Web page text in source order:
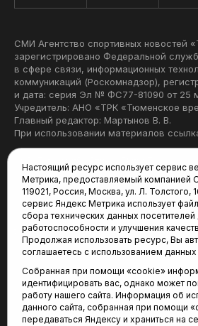
СМИ Агентство спортивных новостей
зарегистрировано Федеральной
в сфере связи, информационных
коммуникаций (Роскомнадзор),
и дата: серия Эл № ФС77-81090 от 25
Учредитель: АНО «ТРК «Тюменское
Главный редактор: Мартынов В. В.
При использовании материалов
Редакция:
625035, Тюмень, пр.
(3452) 68-22-28
tum-arena@mail.ru
Отдел продаж:
(3452) 68-89-78
kotovaev@sibinformburo.ru
Настоящий ресурс использует сервис
Метрика, предоставляемый
119021, Россия, Москва, ул. Л.
сервис Яндекс Метрика использует
сбора технических данных
работоспособности и улучшения
Продолжая использовать ресурс, Вы
соглашаетесь с использованием данных
Собранная при помощи «cookie»
идентифицировать вас, однако может
работу нашего сайта. Информация об
данного сайта, собранная при помощи
передаваться Яндексу и храниться на